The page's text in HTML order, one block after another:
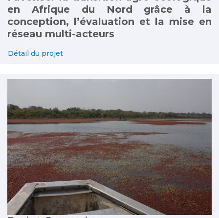
en Afrique du Nord grâce à la
conception, l’évaluation et la mise en
réseau multi-acteurs
Détail du projet